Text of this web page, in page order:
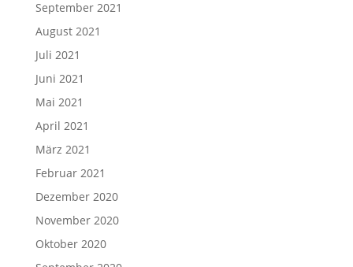
September 2021
August 2021
Juli 2021
Juni 2021
Mai 2021
April 2021
März 2021
Februar 2021
Dezember 2020
November 2020
Oktober 2020